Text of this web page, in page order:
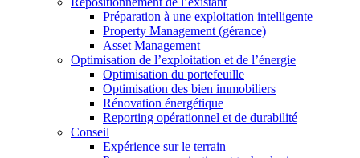
Préparation à une exploitation intelligente
Property Management (gérance)
Asset Management
Optimisation de l’exploitation et de l’énergie
Optimisation du portefeuille
Optimisation des bien immobiliers
Rénovation énergétique
Reporting opérationnel et de durabilité
Conseil
Expérience sur le terrain